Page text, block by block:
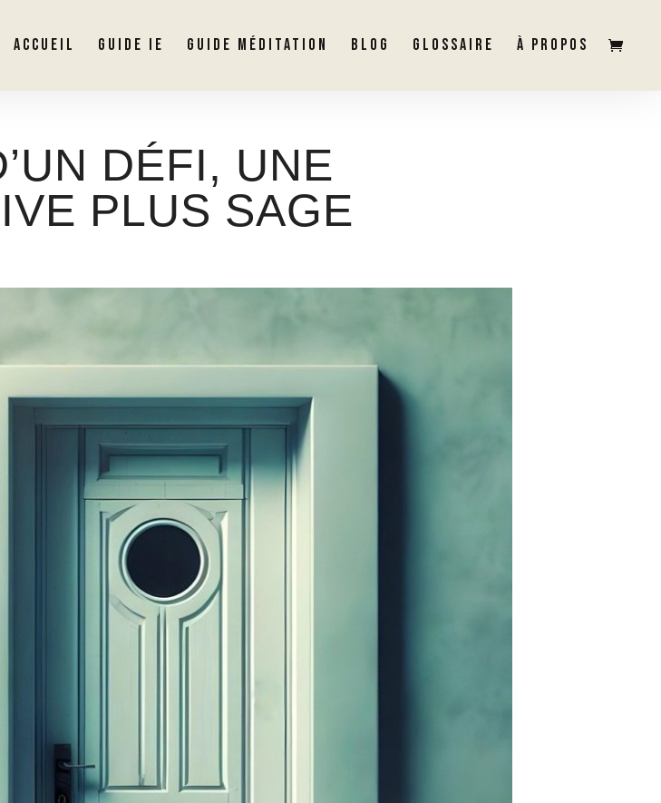
ACCUEIL GUIDE IE GUIDE MÉDITATION BLOG GLOSSAIRE À PROPOS
DÉFI, UNE
PLUS SAGE